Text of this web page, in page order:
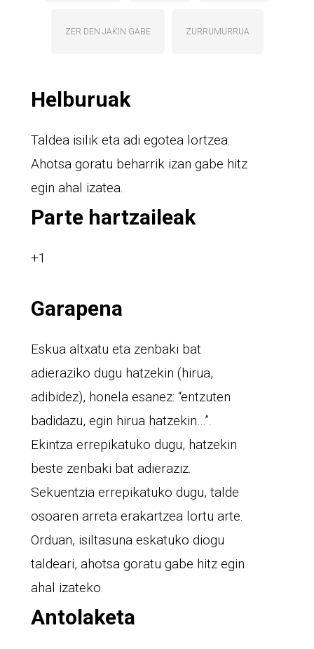
ZER DEN JAKIN GABE ZURRUMURRUA
Helburuak
Taldea isilik eta adi egotea lortzea.
Ahotsa goratu beharrik izan gabe hitz
egin ahal izatea.
Parte hartzaileak
+1
Garapena
Eskua altxatu eta zenbaki bat
adieraziko dugu hatzekin (hirua,
adibidez), honela esanez: “entzuten
badidazu, egin hirua hatzekin…”.
Ekintza errepikatuko dugu, hatzekin
beste zenbaki bat adieraziz.
Sekuentzia errepikatuko dugu, talde
osoaren arreta erakartzea lortu arte.
Orduan, isiltasuna eskatuko diogu
taldeari, ahotsa goratu gabe hitz egin
ahal izateko.
Antolaketa